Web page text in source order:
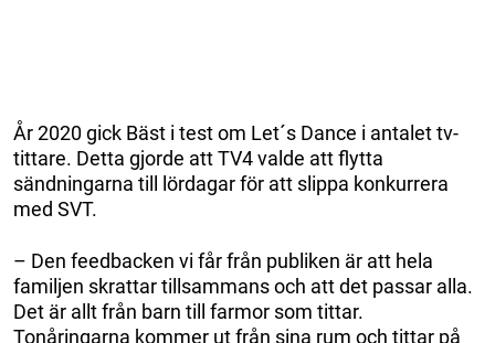
År 2020 gick Bäst i test om Let´s Dance i antalet tv-
tittare. Detta gjorde att TV4 valde att flytta
sändningarna till lördagar för att slippa konkurrera
med SVT.
– Den feedbacken vi får från publiken är att hela
familjen skrattar tillsammans och att det passar alla.
Det är allt från barn till farmor som tittar.
Tonåringarna kommer ut från sina rum och tittar på